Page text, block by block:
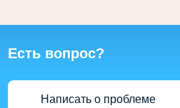
Есть вопрос?
Написать о проблеме